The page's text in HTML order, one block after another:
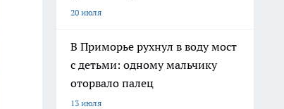
20 июля
В Приморье рухнул в воду мост
с детьми: одному мальчику
оторвало палец
13 июля